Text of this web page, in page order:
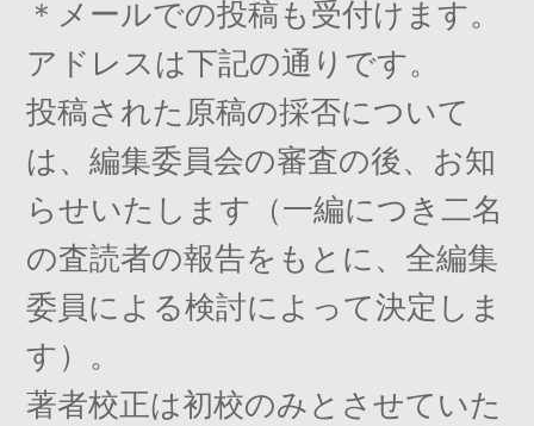
＊メールでの投稿も受付けます。
アドレスは下記の通りです。
投稿された原稿の採否について
は、編集委員会の審査の後、お知
らせいたします（一編につき二名
の査読者の報告をもとに、全編集
委員による検討によって決定しま
す）。
著者校正は初校のみとさせていた